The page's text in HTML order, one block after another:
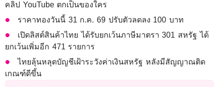
คลิป YouTube ตกเป็นของใคร
ราคาทองวันนี้ 31 ก.ค. 69 ปรับตัวลดลง 100 บาท
เปิดลิสต์สินค้าไทย ได้รับยกเว้นภาษีมาตรา 301 สหรัฐ ได้
ยกเว้นเพิ่มอีก 471 รายการ
ไทยลุ้นหลุดบัญชีเฝ้าระวังค่าเงินสหรัฐ หลังมีสัญญาณติด
เกณฑ์ดีขึ้น